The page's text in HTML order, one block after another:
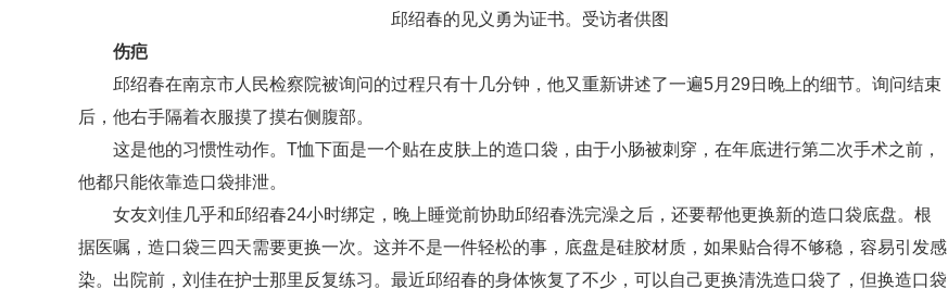
邱绍春的见义勇为证书。受访者供图
伤疤
邱绍春在南京市人民检察院被询问的过程只有十几分钟，他又重新讲述了一遍5月29日晚上的细节。询问结束
后，他右手隔着衣服摸了摸右侧腹部。
这是他的习惯性动作。T恤下面是一个贴在皮肤上的造口袋，由于小肠被刺穿，在年底进行第二次手术之前，
他都只能依靠造口袋排泄。
女友刘佳几乎和邱绍春24小时绑定，晚上睡觉前协助邱绍春洗完澡之后，还要帮他更换新的造口袋底盘。根
据医嘱，造口袋三四天需要更换一次。这并不是一件轻松的事，底盘是硅胶材质，如果贴合得不够稳，容易引发感
染。出院前，刘佳在护士那里反复练习。最近邱绍春的身体恢复了不少，可以自己更换清洗造口袋了，但换造口袋